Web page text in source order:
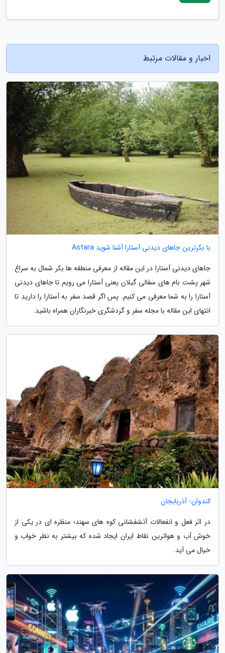
اخبار و مقالات مرتبط
با بکرترین جاهای دیدنی آستارا آشنا شوید Astara
جاهای دیدنی آستارا در این مقاله از معرفی منطقه ها بکر شمال به سراغ
شهر پشت بام های سفالی گیلان یعنی آستارا می رویم تا جاهای دیدنی
آستارا را به شما معرفی می کنیم. پس اگر قصد سفر به آستارا را دارید تا
انتهای این مقاله با مجله سفر و گردشگری خبرنگاران همراه باشید.
کندوان- آذربایجان
در اثر فعل و انفعالات آتشفشانی کوه های سهند؛ منظره ای در یکی از
خوش آب و هواترین نقاط ایران ایجاد شده که بیشتر به نظر خواب و
خیال می آید.